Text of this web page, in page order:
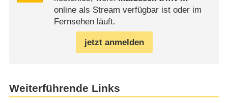
online als Stream verfügbar ist oder im
Fernsehen läuft.
jetzt anmelden
Weiterführende Links